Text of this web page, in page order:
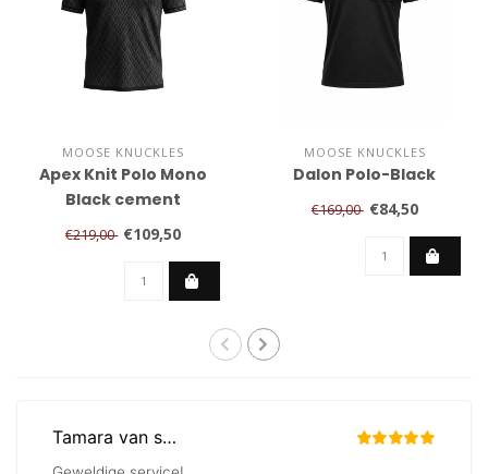
MOOSE KNUCKLES
Apex Knit Polo Mono
Black cement
€219,00 €109,50
MOOSE KNUCKLES
Dalon Polo-Black
€169,00 €84,50